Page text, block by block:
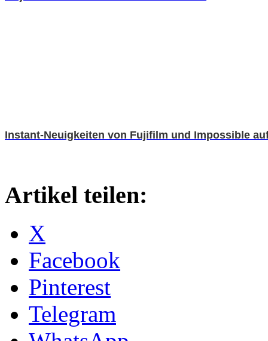
Instant-Neuigkeiten von Fujifilm und Impossible
Artikel teilen:
X
Facebook
Pinterest
Telegram